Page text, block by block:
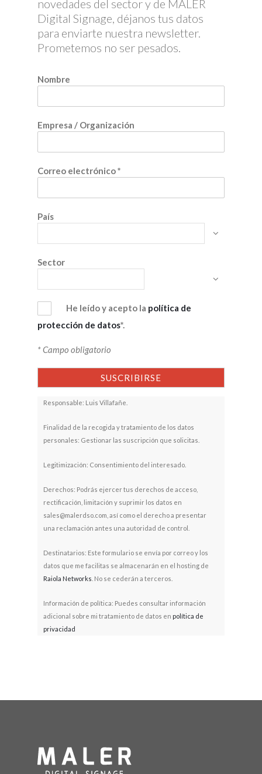
novedades del sector y de MALER
Digital Signage, déjanos tus datos
para enviarte nuestra newsletter.
Prometemos no ser pesados.
Nombre
Empresa / Organización
Correo electrónico*
País
Sector
He leído y acepto la política de
protección de datos*.
* Campo obligatorio
Responsable: Luis Villafañe.
Finalidad de la recogida y tratamiento de los datos
personales: Gestionar las suscripción que solicitas.
Legitimización: Consentimiento del interesado.
Derechos: Podrás ejercer tus derechos de acceso,
rectificación, limitación y suprimir los datos en
sales@malerdso.com, así como el derecho a presentar
una reclamación antes una autoridad de control.
Destinatarios: Este formulario se envía por correo y los
datos que me facilitas se almacenarán en el hosting de
Raiola Networks . No se cederán a terceros.
Información de política: Puedes consultar información
adicional sobre mi tratamiento de datos en política de
privacidad